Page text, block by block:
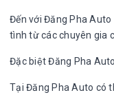
Đến với Đăng Pha
tình từ các chuyên gia
Đặc biệt Đăng Pha
Tại Đăng Pha Auto có